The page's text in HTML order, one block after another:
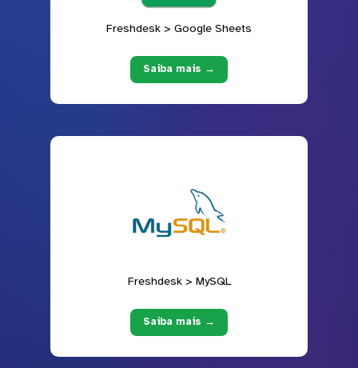
Freshdesk > Google Sheets
Saiba mais →
Freshdesk > MySQL
Saiba mais →